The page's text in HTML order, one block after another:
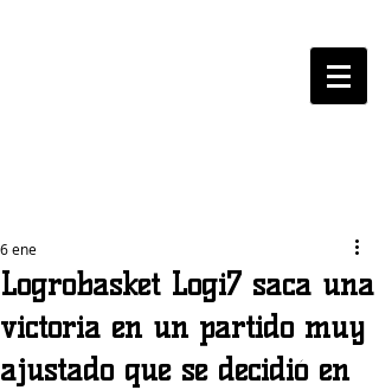
Logrobasket Logi7 saca una
victoria en un partido muy
ajustado que se decidió en
6 ene